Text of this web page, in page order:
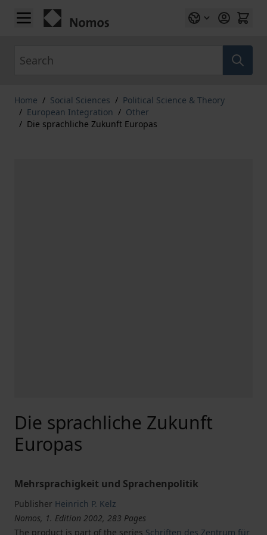
Skip to Content
Home / Social Sciences / Political Science & Theory
/ European Integration / Other
/ Die sprachliche Zukunft Europas
Die sprachliche Zukunft
Europas
Mehrsprachigkeit und Sprachenpolitik
Publisher Heinrich P. Kelz
Nomos, 1. Edition 2002, 283 Pages
The product is part of the series Schriften des Zentrum für